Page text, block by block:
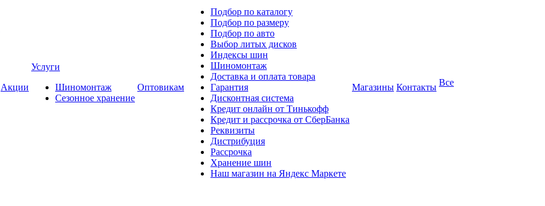
Акции
Услуги
Шиномонтаж
Сезонное хранение
Оптовикам
Подбор по каталогу
Подбор по размеру
Подбор по авто
Выбор литых дисков
Индексы шин
Шиномонтаж
Доставка и оплата товара
Гарантия
Дисконтная система
Кредит онлайн от Тинькофф
Кредит и рассрочка от СберБанка
Реквизиты
Дистрибуция
Рассрочка
Хранение шин
Наш магазин на Яндекс Маркете
Магазины Контакты Все